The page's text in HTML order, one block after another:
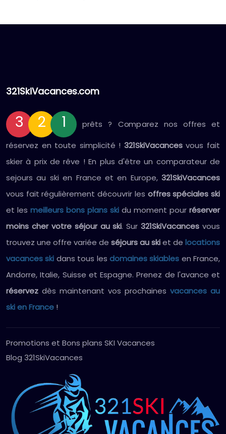
321SkiVacances.com
3 2 1
prêts ? Comparez nos offres et
réservez en toute simplicité ! 321SkiVacancesvous fait
skier à prix de rêve ! En plus d'être un comparateur de
sejours au ski en France et en Europe, 321SkiVacances
vous fait régulièrement découvrir les offres spéciales ski
et les meilleurs bons plans ski du moment pour réserver
moins cher votre séjour au ski. Sur321SkiVacances vous
trouvez une offre variée de séjours au skiet de locations
vacances ski dans tous les domaines skiables en France,
Andorre, Italie, Suisse et Espagne. Prenez de l'avance et
réservez dès maintenant vos prochaines vacances au
ski en France !
Promotions et Bons plans SKI Vacances
Blog 321SkiVacances